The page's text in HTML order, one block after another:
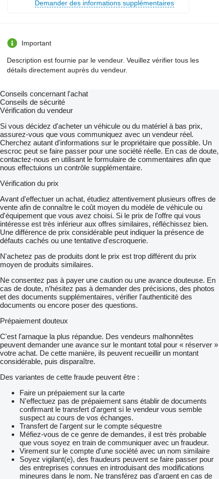
Demander des informations supplémentaires
Important
Description est fournie par le vendeur. Veuillez vérifier tous les
détails directement auprès du vendeur.
Conseils concernant l'achat
Conseils de sécurité
Vérification du vendeur
Si vous décidez d'acheter un véhicule ou du matériel à bas prix,
assurez-vous que vous communiquez avec un vendeur réel.
Cherchez autant d'informations sur le propriétaire que possible. Un
escroc peut se faire passer pour une société réelle. En cas de doute,
contactez-nous en utilisant le formulaire de commentaires afin que
nous effectuions un contrôle supplémentaire.
Vérification du prix
Avant d'effectuer un achat, étudiez attentivement plusieurs offres de
vente afin de connaître le coût moyen du modèle de véhicule ou
d'équipement que vous avez choisi. Si le prix de l'offre qui vous
intéresse est très inférieur aux offres similaires, réfléchissez bien.
Une différence de prix considérable peut indiquer la présence de
défauts cachés ou une tentative d'escroquerie.
N'achetez pas de produits dont le prix est trop différent du prix
moyen de produits similaires.
Ne consentez pas à payer une caution ou une avance douteuse. En
cas de doute, n’hésitez pas à demander des précisions, des photos
et des documents supplémentaires, vérifier l'authenticité des
documents ou encore poser des questions.
Prépaiement douteux
C'est l'arnaque la plus répandue. Des vendeurs malhonnêtes
peuvent demander une avance sur le montant total pour « réserver »
votre achat. De cette manière, ils peuvent recueillir un montant
considérable, puis disparaître.
Des variantes de cette fraude peuvent être :
Faire un prépaiement sur la carte
N'effectuez pas de prépaiement sans établir de documents
confirmant le transfert d'argent si le vendeur vous semble
suspect au cours de vos échanges.
Transfert de l'argent sur le compte séquestre
Méfiez-vous de ce genre de demandes, il est très probable
que vous soyez en train de communiquer avec un fraudeur.
Virement sur le compte d'une société avec un nom similaire
Soyez vigilant(e), des fraudeurs peuvent se faire passer pour
des entreprises connues en introduisant des modifications
mineures dans le nom. Ne transférez pas d'argent en cas de